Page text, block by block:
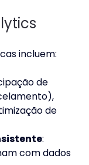
incluem:
de
de
:
com dados